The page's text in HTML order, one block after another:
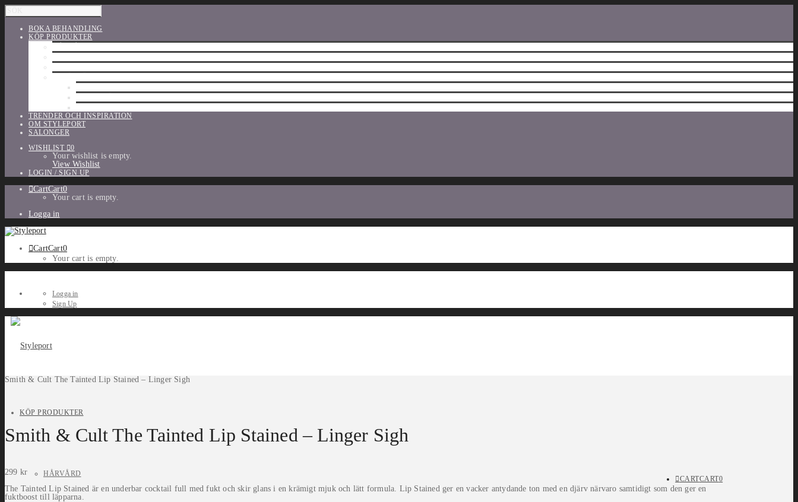
BOKA BEHANDLING
KÖP PRODUKTER
TRENDER OCH INSPIRATION
OM STYLEPORT
SALONGER
WISHLIST
0
Your wishlist is empty.
View Wishlist
LOGIN / SIGN UP
CartCart0
Your cart is empty.
Logga in
CartCart0
Your cart is empty.
Logga in
Sign Up
KÖP PRODUKTER
HÅRVÅRD
CARTCART0
Smith & Cult The Tainted Lip Stained – Linger Sigh
Smith & Cult The Tainted Lip Stained – Linger Sigh
299 kr
The Tainted Lip Stained är en underbar cocktail full med fukt och skir glans i en krämigt mjuk och lätt formula. Lip Stained ger en vacker antydande ton med en djärv närvaro samtidigt som den ger en
fuktboost till läpparna.